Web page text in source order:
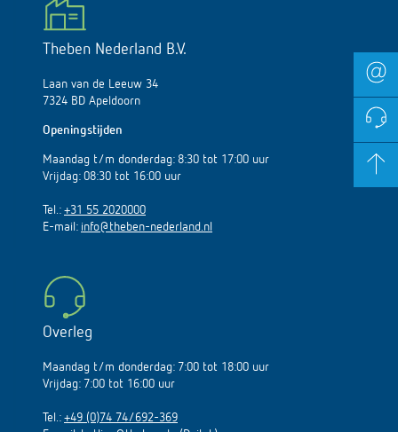
Theben Nederland B.V.
Laan van de Leeuw 34
7324 BD Apeldoorn
Openingstijden
Maandag t/m donderdag: 8:30 tot 17:00 uur
Vrijdag: 08:30 tot 16:00 uur
Tel.: +31 55 2020000
E-mail: info@theben-nederland.nl
Overleg
Maandag t/m donderdag: 7:00 tot 18:00 uur
Vrijdag: 7:00 tot 16:00 uur
Tel.: +49 (0)74 74/692-369